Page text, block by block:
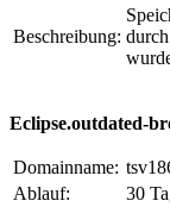
Beschreibung:
Eclipse.outdated-
Domainname:
Ablauf:
30